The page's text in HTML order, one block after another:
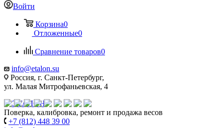
Войти
Корзина0
Отложенные0
Сравнение товаров0
info@etalon.su
Россия, г. Санкт-Петербург,
ул. Малая Митрофаньевская, 4
Поверка, калибровка, ремонт и продажа весов
+7 (812) 448 39 00